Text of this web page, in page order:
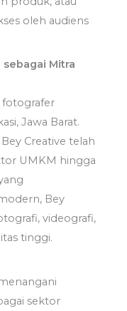
oleh audiens
Mitra
fotografer
Jawa Barat.
Creative telah
UMKM hingga
Bey
videografi,
tinggi.
sektor